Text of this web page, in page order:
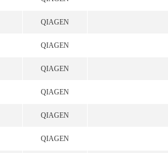
QIAGEN
QIAGEN
QIAGEN
QIAGEN
QIAGEN
QIAGEN